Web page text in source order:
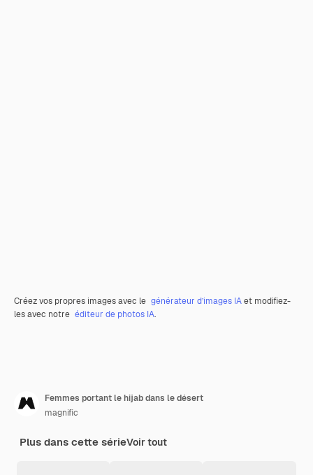
Créez vos propres images avec le générateur d’images IAet modifiez-
les avec notre éditeur de photos IA.
Femmes portant le hijab dans le désert
magnific
Plus dans cette sérieVoir tout